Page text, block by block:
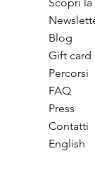
Blog
Gift card
Percorsi
FAQ
Press
Contatti
English